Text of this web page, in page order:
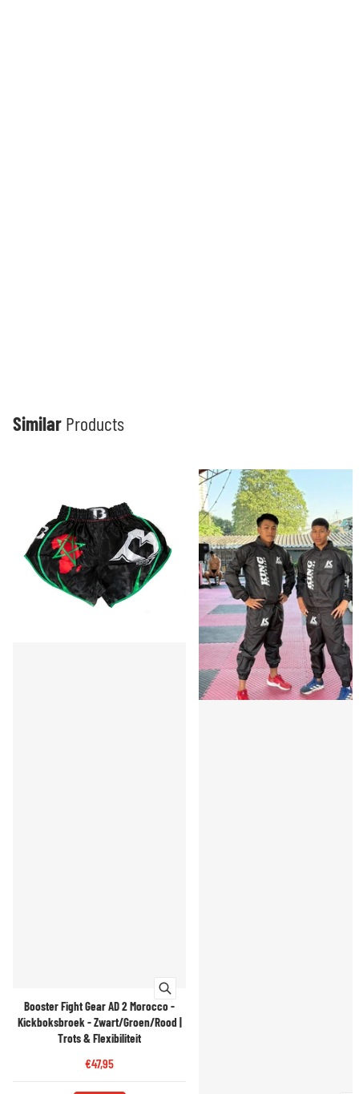
Similar Products
Booster Fight Gear AD 2 Morocco -
Kickboksbroek - Zwart/Groen/Rood |
Trots & Flexibiliteit
€47,95